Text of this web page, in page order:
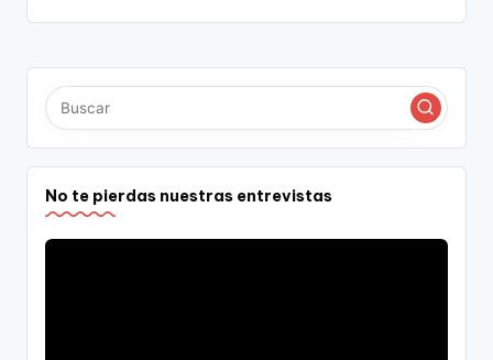
No te pierdas nuestras entrevistas